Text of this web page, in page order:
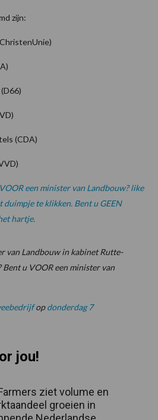
zijn:
(CDA)
een minister van Landbouw? like
te klikken. Bent u GEEN
hartje.
van Landbouw in kabinet Rutte-
Bent u VOOR een minister van
opdonderdag 7
jou!
ziet volume en
groeien in